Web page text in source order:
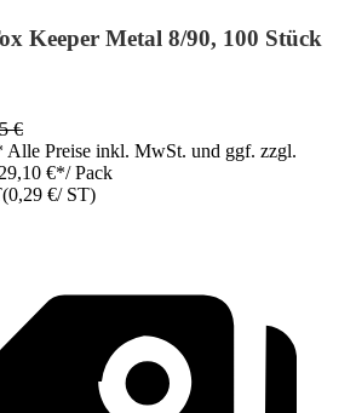
Keeper Metal 8/90, 100 Stück
€
Preise inkl. MwSt. und ggf. zzgl.
29,10 €*/ Pack
(0,29 €/ ST)